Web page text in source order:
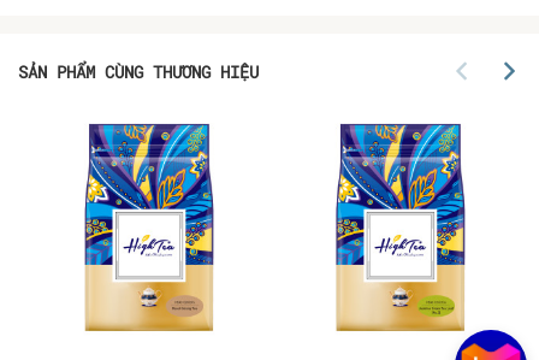
SẢN PHẨM CÙNG THƯƠNG HIỆU